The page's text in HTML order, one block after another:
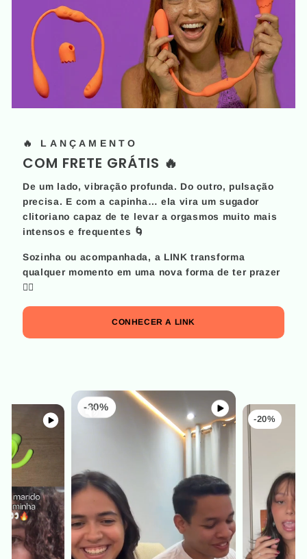
🔥 LANÇAMENTO
COM FRETE GRÁTIS 🔥
De um lado, vibração profunda. Do outro, pulsação
precisa. E com a capinha… ela vira um sugador
clitoriano capaz de te levar a orgasmos muito mais
intensos e frequentes 🌀
Sozinha ou acompanhada, a LINK transforma
qualquer momento em uma nova forma de ter prazer
😮‍💨
CONHECER A LINK